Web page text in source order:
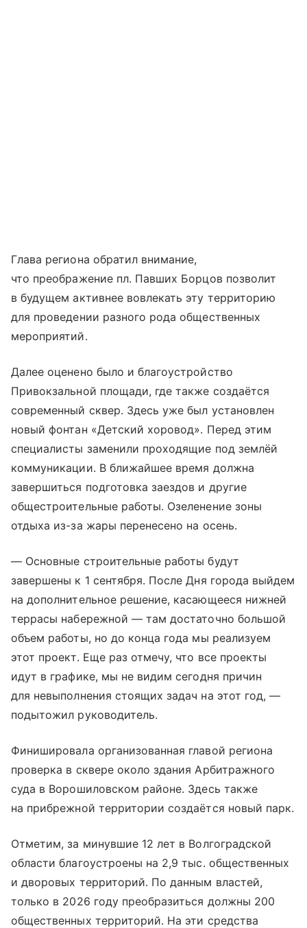
Глава региона обратил внимание,
что преображение пл. Павших Борцов позволит
в будущем активнее вовлекать эту территорию
для проведении разного рода общественных
мероприятий.
Далее оценено было и благоустройство
Привокзальной площади, где также создаётся
современный сквер. Здесь уже был установлен
новый фонтан «Детский хоровод». Перед этим
специалисты заменили проходящие под землёй
коммуникации. В ближайшее время должна
завершиться подготовка заездов и другие
общестроительные работы. Озеленение зоны
отдыха из-за жары перенесено на осень.
— Основные строительные работы будут
завершены к 1 сентября. После Дня города выйдем
на дополнительное решение, касающееся нижней
террасы набережной — там достаточно большой
объем работы, но до конца года мы реализуем
этот проект. Еще раз отмечу, что все проекты
идут в графике, мы не видим сегодня причин
для невыполнения стоящих задач на этот год, —
подытожил руководитель.
Финишировала организованная главой региона
проверка в сквере около здания Арбитражного
суда в Ворошиловском районе. Здесь также
на прибрежной территории создаётся новый парк.
Отметим, за минувшие 12 лет в Волгоградской
области благоустроены на 2,9 тыс. общественных
и дворовых территорий. По данным властей,
только в 2026 году преобразиться должны 200
общественных территорий. На эти средства